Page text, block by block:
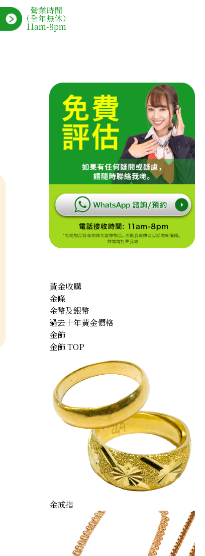
營業時間
（全年無休）
11am-8pm
黃金收購
金條
金幣及銀幣
過去十年黃金價格
金飾
金飾 TOP
金戒指